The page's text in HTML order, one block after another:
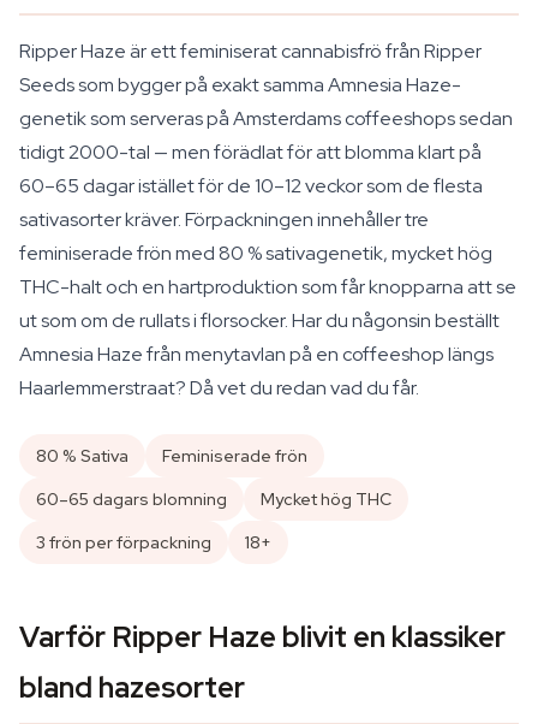
Ripper Haze är ett feminiserat cannabisfrö från Ripper
Seeds som bygger på exakt samma Amnesia Haze-
genetik som serveras på Amsterdams coffeeshops sedan
tidigt 2000-tal — men förädlat för att blomma klart på
60–65 dagar istället för de 10–12 veckor som de flesta
sativasorter kräver. Förpackningen innehåller tre
feminiserade frön med 80 % sativagenetik, mycket hög
THC-halt och en hartproduktion som får knopparna att se
ut som om de rullats i florsocker. Har du någonsin beställt
Amnesia Haze från menytavlan på en coffeeshop längs
Haarlemmerstraat? Då vet du redan vad du får.
80 % Sativa
Feminiserade frön
60–65 dagars blomning
Mycket hög THC
3 frön per förpackning
18+
Varför Ripper Haze blivit en klassiker
bland hazesorter